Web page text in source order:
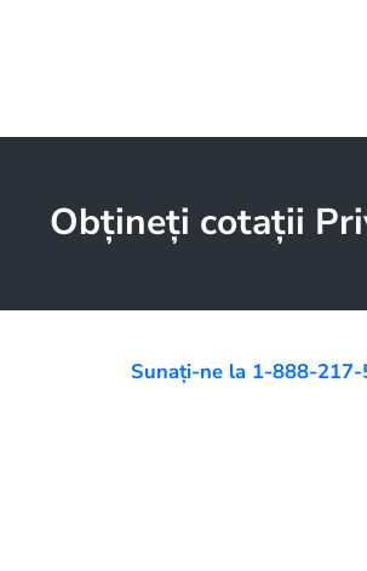
Obțineți cotații
Sunați-ne la 1-888-217-